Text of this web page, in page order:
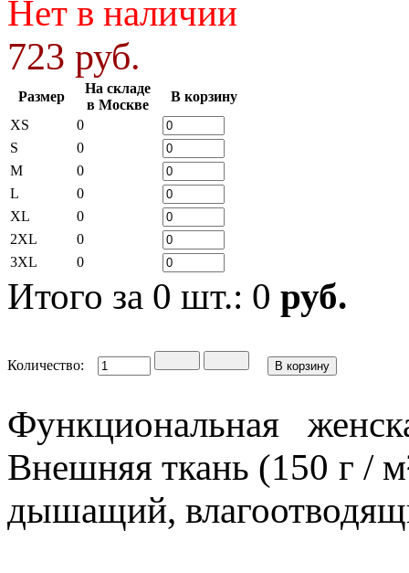
Нет в наличии
723 руб.
Размер
На складе
в Москве
В корзину
XS
0
S
0
M
0
L
0
XL
0
2XL
0
3XL
0
Итого за 0 шт.: 0 руб.
Количество:
Функциональная
Внешняя ткань (150 г /
дышащий,